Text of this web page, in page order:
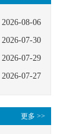
2026-08-06
2026-07-30
2026-07-29
2026-07-27
更多 >>